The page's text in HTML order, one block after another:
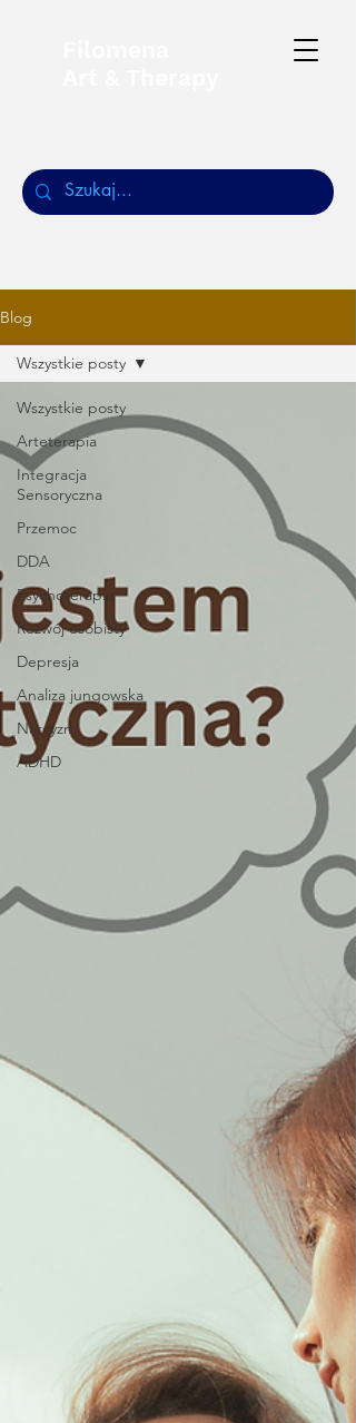
Blog
Wszystkie posty
Arteterapia
Integracja
Sensoryczna
Przemoc
DDA
Psychoterapia
Rozwój osobisty
Depresja
Analiza jungowska
Narcyzm
ADHD
Wszystkie posty